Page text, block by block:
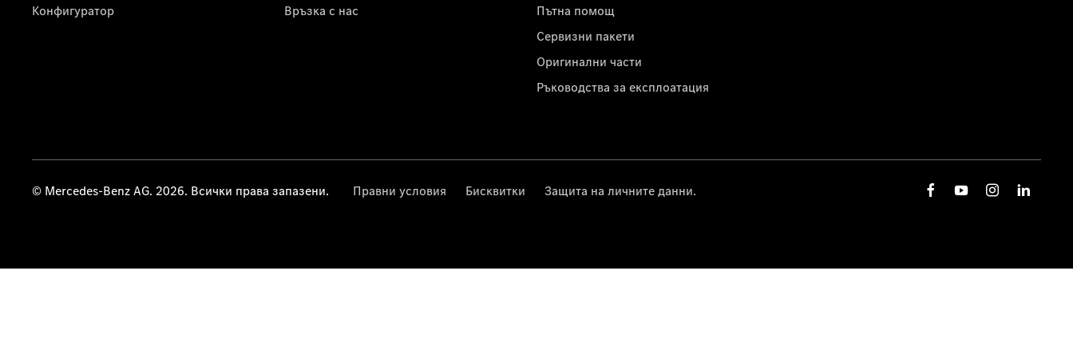
Конфигуратор Връзка с нас
Пътна помощ
Сервизни пакети
Оригинални части
Ръководства за експлоатация
© Mercedes-Benz AG. 2026. Всички права запазени. Правни условия Бисквитки Защита на личните данни.